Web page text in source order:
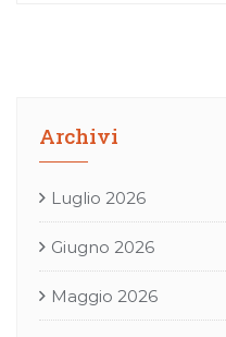
Archivi
Luglio 2026
Giugno 2026
Maggio 2026